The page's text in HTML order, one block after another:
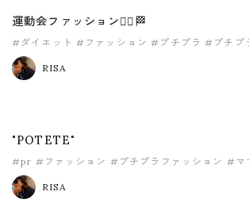
運動会ファッション🏃‍♀️🏁
#ダイエット #ファッション #プチプラ #プチプ
#ママファッション
RISA
"POTETE"
#pr #ファッション #プチプラファッション #マ
#夏ファッション
RISA